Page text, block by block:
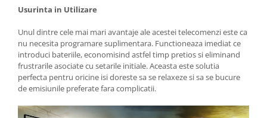
Usurinta in Utilizare
Unul dintre cele mai mari avantaje ale acestei telecomenzi este ca
nu necesita programare suplimentara. Functioneaza imediat ce
introduci bateriile, economisind astfel timp pretios si eliminand
frustrarile asociate cu setarile initiale. Aceasta este solutia
perfecta pentru oricine isi doreste sa se relaxeze si sa se bucure
de emisiunile preferate fara complicatii.